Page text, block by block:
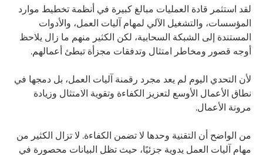
لقد استثمر قادة العمليات مبالغ كبيرة في أنظمة تخطيط موارد
المؤسسات، والتشغيل الآلي لمهام آليات العمل، والأدوات
المستندة إلى الشبكة السحابية، لكن الكثير منهم ما زال يلاحظ
أوجه قصور ومخاطر امتثال وتدفقات مجزأة تبطئ أعمالهم.
لأن التحدي اليوم لم يعد مجرد رقمنة آليات العمل، بل دمجها في
نطاق الأعمال الأوسع لتعزيز الكفاءة وتقوية الامتثال وزيادة
مرونة الأعمال.
من الواضح أن التقنية وحدها لا تضمن الكفاءة. لا تزال الكثير من
مهام آليات العمل يدوية جزئيًا، حيث تظل البيانات محصورة في